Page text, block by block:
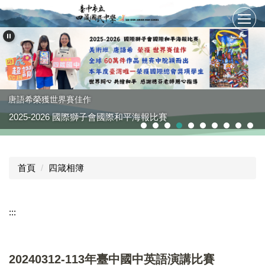
跳
到
主
內
容
唐語希榮獲世界賽佳作
2025-2026 國際獅子會國際和平海報比賽
首頁 四箴相簿
:::
20240312-113年臺中國中英語演講比賽